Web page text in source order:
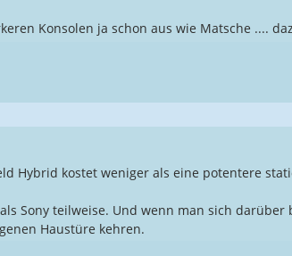
Konsolen ja schon aus wie Matsche ....
Hybrid kostet weniger als eine potentere
Sony teilweise. Und wenn man sich darüber
Haustüre kehren.